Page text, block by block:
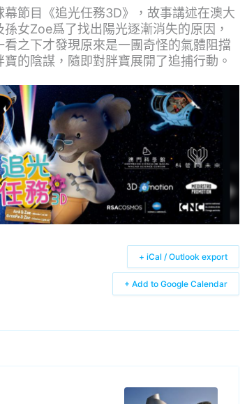
節目《追光任務3D》，故事講述在澳大
女Zoe爲了找出陽光逐漸消失的原因，
之下才發現原來是一團奇怪的氣體阻擋
的陰謀，隨即對胖寶展開了追捕行動。
+ Add to Google Calendar
+ iCal / Outlook export